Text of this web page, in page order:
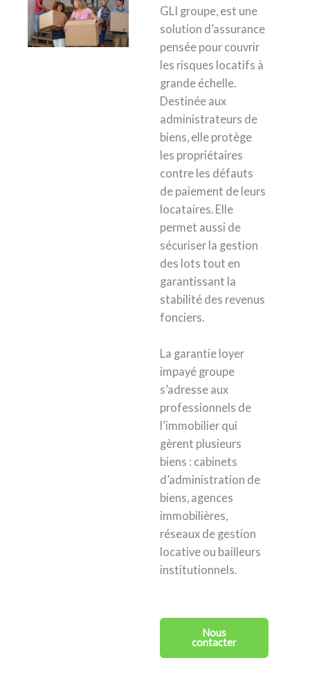
GLI groupe, est une
solution d’assurance
pensée pour couvrir
les risques locatifs à
grande échelle.
Destinée aux
administrateurs de
biens, elle protège
les propriétaires
contre les défauts
de paiement de leurs
locataires. Elle
permet aussi de
sécuriser la gestion
des lots tout en
garantissant la
stabilité des revenus
fonciers.
La garantie loyer
impayé groupe
s’adresse aux
professionnels de
l’immobilier qui
gèrent plusieurs
biens : cabinets
d’administration de
biens, agences
immobilières,
réseaux de gestion
locative ou bailleurs
institutionnels.
Nous
contacter